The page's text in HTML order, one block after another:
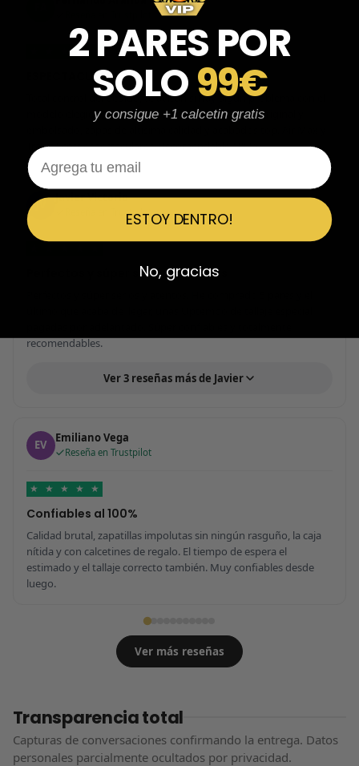
★
ESPECTACULARES
Total control del pedido, te avisan si hay algún problema con el
modelo elegido, empaquetado perfecto con caja original y
Travis Scott espectaculares. Recomendable 100%.
JV Javier Victorio
Reseña en Trustpilot
Perfectos y súper serios y atentos
recomendables.
Ver 3 reseñas más de Javier
EV Emiliano Vega
Reseña en Trustpilot
★ ★ ★ ★ ★
Confiables al 100%
Calidad brutal, zapatillas impolutas sin ningún rasguño, la caja
nítida y con calcetines de regalo. El tiempo de espera el
estimado y el tallaje correcto también. Muy confiables desde
luego.
Ver más reseñas
Transparencia total
Capturas de conversaciones confirmando la entrega. Datos
personales parcialmente ocultados por privacidad.
2 PARES POR
SOLO99€
y consigue +1 calcetin gratis
Email
ESTOY DENTRO!
No, gracias